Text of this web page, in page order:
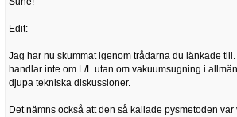
Edit:
Jag har nu skummat igenom trådarna du länkade
handlar inte om L/L utan om vakuumsugning i
djupa tekniska diskussioner.
Det nämns också att den så kallade pysmetoden